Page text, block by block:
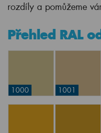
rozdíly a pomůžeme
Přehled RAL
1000 1001